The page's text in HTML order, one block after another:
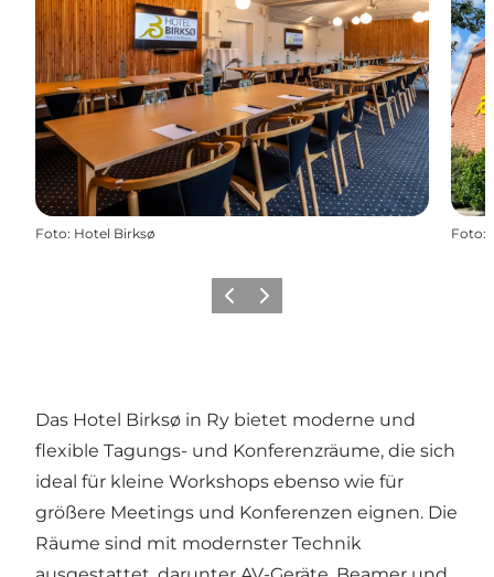
Foto: Hotel Birksø Foto:
ZurückWeiter
Das Hotel Birksø in Ry bietet moderne und
flexible Tagungs- und Konferenzräume, die sich
ideal für kleine Workshops ebenso wie für
größere Meetings und Konferenzen eignen. Die
Räume sind mit modernster Technik